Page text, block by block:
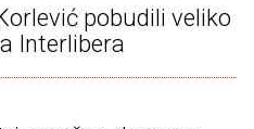
pobudili veliko
Interlibera